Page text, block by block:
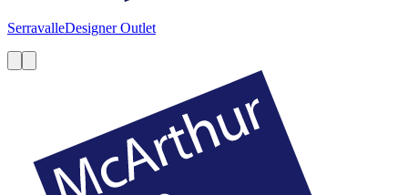
SerravalleDesigner Outlet